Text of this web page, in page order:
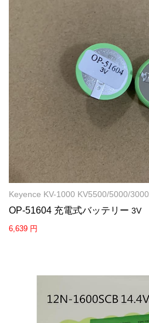
Keyence KV-1000 KV5500/5000/
OP-51604 充電式バッテリー 3V
6,639 円